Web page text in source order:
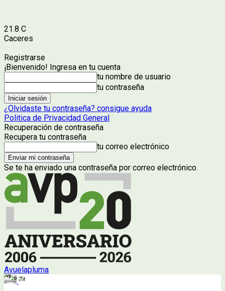
21.8 C
Caceres
Registrarse
¡Bienvenido! Ingresa en tu cuenta
tu nombre de usuario
tu contraseña
¿Olvidaste tu contraseña? consigue ayuda
Politica de Privacidad General
Recuperación de contraseña
Recupera tu contraseña
tu correo electrónico
Se te ha enviado una contraseña por correo electrónico.
Avuelapluma